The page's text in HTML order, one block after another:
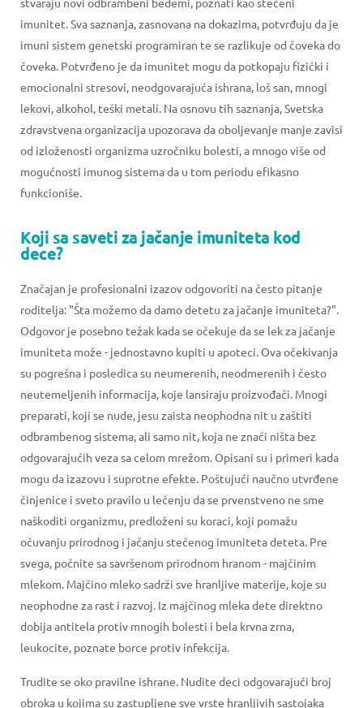
imunitet. Sva saznanja, zasnovana na dokazima, potvrđuju da je
imuni sistem genetski programiran te se razlikuje od čoveka do
čoveka. Potvrđeno je da imunitet mogu da potkopaju fizički i
emocionalni stresovi, neodgovarajuća ishrana, loš san, mnogi
lekovi, alkohol, teški metali. Na osnovu tih saznanja, Svetska
zdravstvena organizacija upozorava da oboljevanje manje zavisi
od izloženosti organizma uzročniku bolesti, a mnogo više od
mogućnosti imunog sistema da u tom periodu efikasno
funkcioniše.
Koji sa saveti za jačanje imuniteta kod
dece?
Značajan je profesionalni izazov odgovoriti na često pitanje
roditelja: "Šta možemo da damo detetu za jačanje imuniteta?".
Odgovor je posebno težak kada se očekuje da se lek za jačanje
imuniteta može - jednostavno kupiti u apoteci. Ova očekivanja
su pogrešna i posledica su neumerenih, neodmerenih i često
neutemeljenih informacija, koje lansiraju proizvođači. Mnogi
preparati, koji se nude, jesu zaista neophodna nit u zaštiti
odbrambenog sistema, ali samo nit, koja ne znači ništa bez
odgovarajućih veza sa celom mrežom. Opisani su i primeri kada
mogu da izazovu i suprotne efekte. Poštujući naučno utvrđene
činjenice i sveto pravilo u lečenju da se prvenstveno ne sme
naškoditi organizmu, predloženi su koraci, koji pomažu
očuvanju prirodnog i jačanju stečenog imuniteta deteta. Pre
svega, počnite sa savršenom prirodnom hranom - majčinim
mlekom. Majčino mleko sadrži sve hranljive materije, koje su
neophodne za rast i razvoj. Iz majčinog mleka dete direktno
dobija antitela protiv mnogih bolesti i bela krvna zrna,
leukocite, poznate borce protiv infekcija.
Trudite se oko pravilne ishrane. Nudite deci odgovarajući broj
obroka u kojima su zastupljene sve vrste hranljivih sastojaka